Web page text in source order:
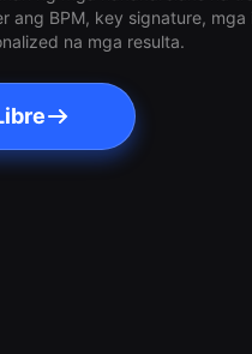
ang BPM, key signature,
na mga resulta.